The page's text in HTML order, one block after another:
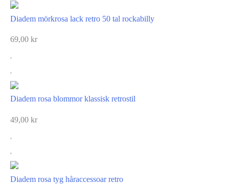
Diadem mörkrosa lack retro 50 tal rockabilly
69,00 kr
Diadem rosa blommor klassisk retrostil
49,00 kr
Diadem rosa tyg håraccessoar retro